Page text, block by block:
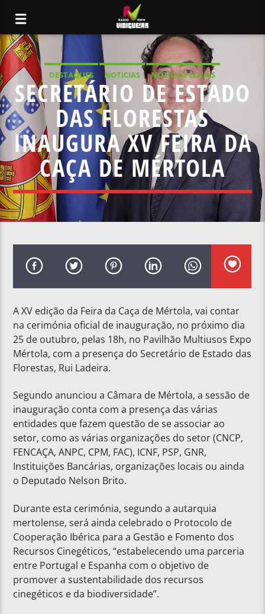
DESTAQUES NOTICIAS
NOTÍCIAS LOCAIS
NOTÍCIAS NACIONAIS
SECRETÁRIO DE ESTADO
DAS FLORESTAS
INAUGURA XV FEIRA DA
CAÇA DE MÉRTOLA
A XV edição da Feira da Caça de Mértola, vai contar
na cerimónia oficial de inauguração, no próximo dia
25 de outubro, pelas 18h, no Pavilhão Multiusos Expo
Mértola, com a presença do Secretário de Estado das
Florestas, Rui Ladeira.
Segundo anunciou a Câmara de Mértola, a sessão de
inauguração conta com a presença das várias
entidades que fazem questão de se associar ao
setor, como as várias organizações do setor (CNCP,
FENCAÇA, ANPC, CPM, FAC), ICNF, PSP, GNR,
Instituições Bancárias, organizações locais ou ainda
o Deputado Nelson Brito.
Durante esta cerimónia, segundo a autarquia
mertolense, será ainda celebrado o Protocolo de
Cooperação Ibérica para a Gestão e Fomento dos
Recursos Cinegéticos, “estabelecendo uma parceria
entre Portugal e Espanha com o objetivo de
promover a sustentabilidade dos recursos
cinegéticos e da biodiversidade”.